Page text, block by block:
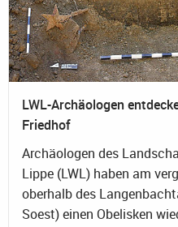
LWL-Archäologen
Friedhof
Archäologen des
Lippe (LWL) haben am
oberhalb des
Soest) einen Obelisken